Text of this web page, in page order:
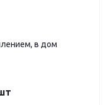
в дом